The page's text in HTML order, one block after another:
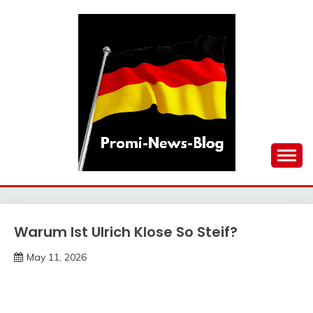
PROMI-NEWS-BLOG
Trends
Warum Ist Ulrich Klose So Steif?
May 11, 2026